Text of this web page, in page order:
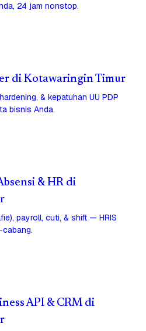
24 jam nonstop.
di Kotawaringin Timur
& kepatuhan UU PDP
bisnis Anda.
& HR di
payroll, cuti, & shift — HRIS
API & CRM di